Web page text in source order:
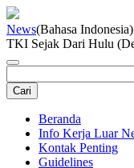
News(Bahasa
TKI Sejak Dari Hulu
Beranda
Info Kerja Luar
Kontak Penting
Guidelines